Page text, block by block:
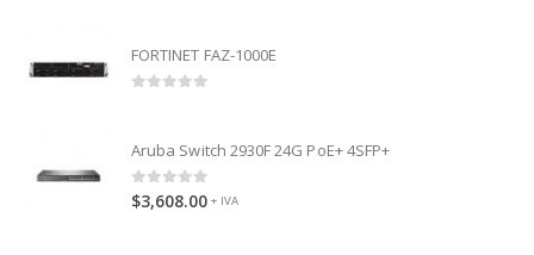
FORTINET FAZ-1000E
Aruba Switch 2930F 24G PoE+ 4SFP+
0out of 5
$3,608.00 + IVA